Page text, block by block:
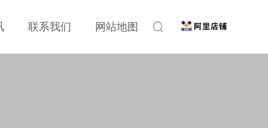
联系我们 网站地图